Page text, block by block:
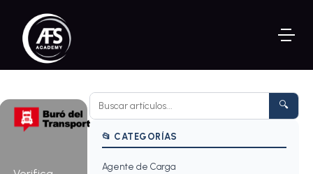
🔍
📂 CATEGORÍAS
Agente de Carga